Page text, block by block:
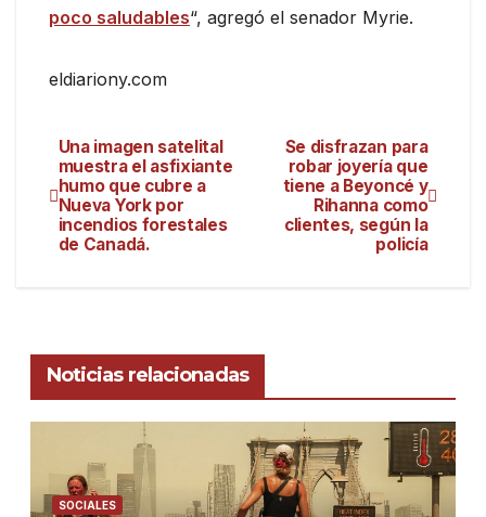
poco saludables“, agregó el senador Myrie.
eldiariony.com
Se disfrazan para
robar joyería que
tiene a Beyoncé y
Rihanna como
clientes, según la
policía
Una imagen satelital
muestra el asfixiante
humo que cubre a
Nueva York por
incendios forestales
de Canadá.
Noticias relacionadas
SOCIALES